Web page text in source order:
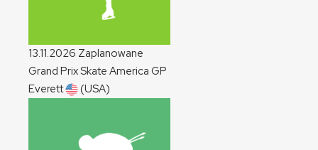
13.11.2026 Zaplanowane
Grand Prix Skate America GP
Everett
(USA)